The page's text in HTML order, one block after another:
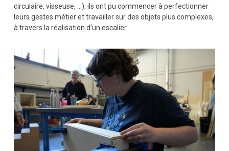
circulaire, visseuse, …), ils ont pu commencer à perfectionner
leurs gestes métier et travailler sur des objets plus complexes,
à travers la réalisation d’un escalier.